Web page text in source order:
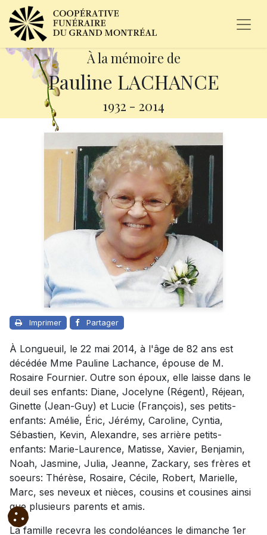
À la mémoire de
Pauline LACHANCE
1932 - 2014
Imprimer Partager
À Longueuil, le 22 mai 2014, à l'âge de 82 ans est
décédée Mme Pauline Lachance, épouse de M.
Rosaire Fournier. Outre son époux, elle laisse dans le
deuil ses enfants: Diane, Jocelyne (Régent), Réjean,
Ginette (Jean-Guy) et Lucie (François), ses petits-
enfants: Amélie, Éric, Jérémy, Caroline, Cyntia,
Sébastien, Kevin, Alexandre, ses arrière petits-
enfants: Marie-Laurence, Matisse, Xavier, Benjamin,
Noah, Jasmine, Julia, Jeanne, Zackary, ses frères et
soeurs: Thérèse, Rosaire, Cécile, Robert, Marielle,
Marc, ses neveux et nièces, cousins et cousines ainsi
que plusieurs parents et amis.
La famille recevra les condoléances le dimanche 1er